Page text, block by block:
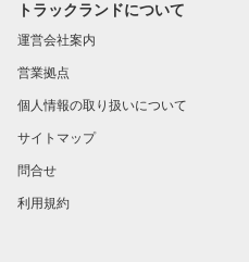
トラックランドについて
運営会社案内
営業拠点
個人情報の取り扱いについて
サイトマップ
問合せ
利用規約